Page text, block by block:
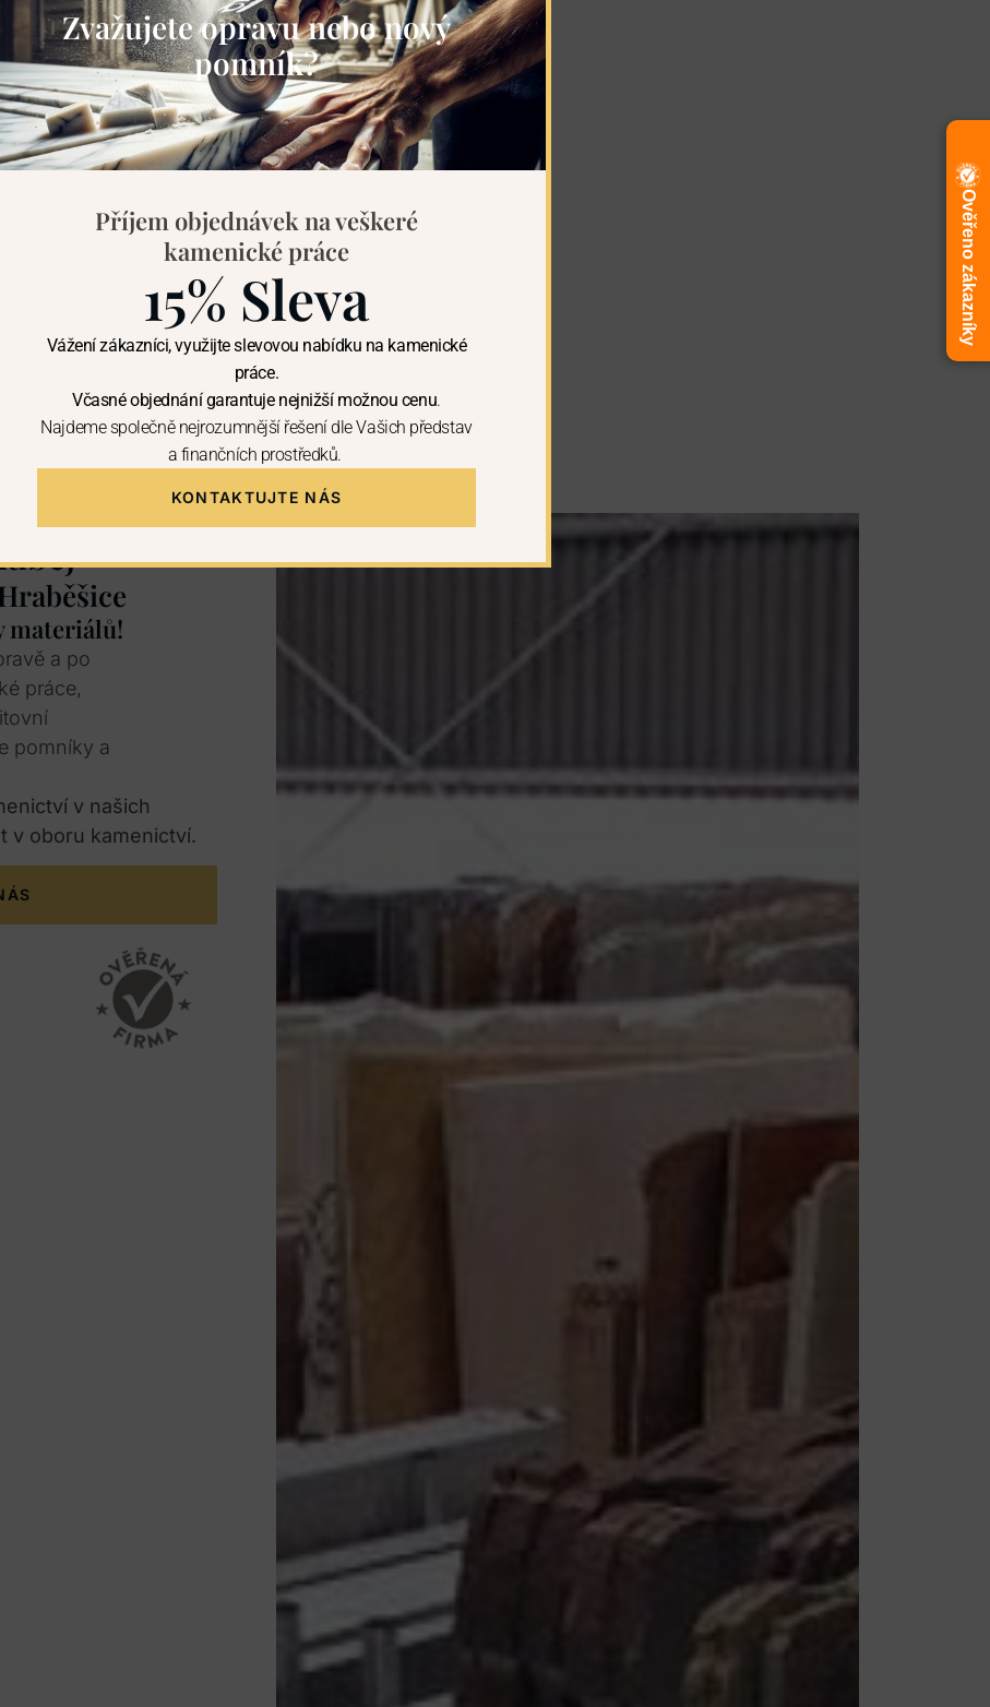
materiálů!
a po
práce,
pomníky a
v našich
v oboru kamenictví.
Ověřeno zákazníky
Zvažujete opravu nebo nový
pomník?
Příjem objednávek na veškeré
kamenické práce
15% Sleva
Vážení zákazníci, využijte slevovou nabídku na kamenické
práce.
Včasné objednání garantuje nejnižší možnou cenu.
Najdeme společně nejrozumnější řešení dle Vašich představ
a finančních prostředků.
KONTAKTUJTE NÁS